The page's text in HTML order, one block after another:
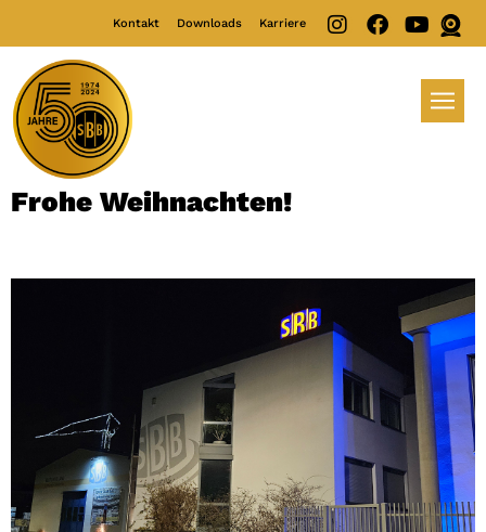
Kontakt Downloads Karriere
Frohe Weihnachten!